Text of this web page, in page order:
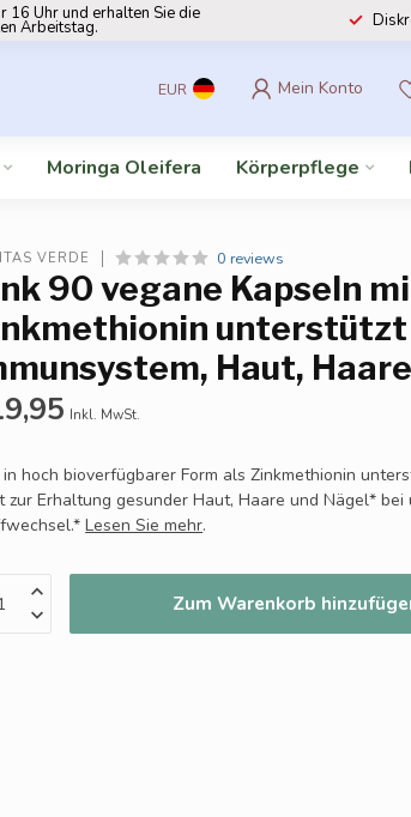
16 Uhr und erhalten Sie die
Arbeitstag.
EUR Mein Konto
Moringa Oleifera Körperpflege
VERDE 0 reviews
90 vegane Kapseln
unterstützt
Haut,
Inkl. MwSt.
in hoch bioverfügbarer Form als Zinkmethionin
zur Erhaltung gesunder Haut, Haare und Nägel*
Lesen Sie mehr.
Zum Warenkorb